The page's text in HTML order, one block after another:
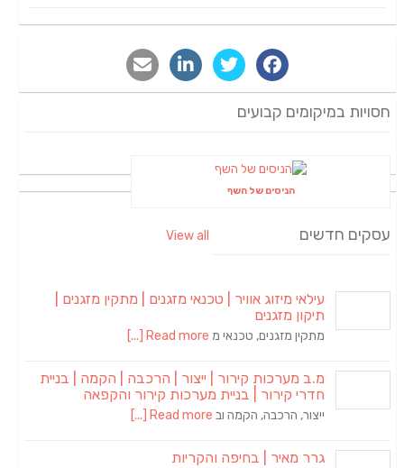
חסויות במיקומים קבועים
הניסים של השף
עסקים חדשים View all
עילאי מיזוג אוויר | טכנאי מזגנים | מתקין מזגנים |
תיקון מזגנים
מתקין מזגנים, טכנאי מ Read more [...]
מ.ב מערכות קירור | ייצור | הרכבה | הקמה | בניית
חדרי קירור | בניית מערכות קירור והקפאה
ייצור, הרכבה, הקמה וב Read more [...]
גרר מאיר | בחיפה והקריות